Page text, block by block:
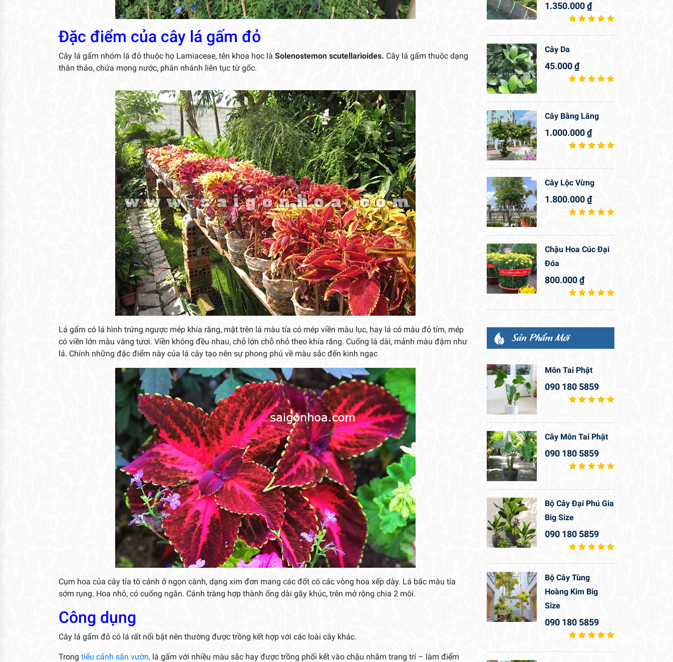
Đặc điểm của cây lá gấm đỏ
Cây lá gấm nhóm lá đỏ thuộc họ Lamiaceae, tên khoa học là Solenostemon scutellarioides. Cây lá gấm thuộc dạng
thân thảo, chứa mọng nước, phân nhánh liên tục từ gốc.
Lá gấm có lá hình trứng ngược mép khía răng, mặt trên lá màu tía có mép viền màu lục, hay lá có màu đỏ tím, mép
có viền lớn màu vàng tươi. Viền không đều nhau, chỗ lớn chỗ nhỏ theo khía răng. Cuống lá dài, mảnh màu đậm như
lá. Chính những đặc điểm này của lá cây tạo nên sự phong phú về màu sắc đến kinh ngạc
Cụm hoa của cây tía tô cảnh ở ngọn cành, dạng xim đơn mang các đốt có các vòng hoa xếp dày. Lá bắc màu tía
sớm rụng. Hoa nhỏ, có cuống ngắn. Cánh tràng hợp thành ống dài gãy khúc, trên mở rộng chia 2 môi.
Công dụng
Cây lá gấm đỏ có lá rất nổi bật nên thường được trồng kết hợp với các loài cây khác.
Trong tiểu cảnh sân vườn, lá gấm với nhiều màu sắc hay được trồng phối kết vào chậu nhằm trang trí – làm điểm
1.350.000₫
Cây Da
45.000₫
Cây Bằng Lăng
1.000.000₫
Cây Lộc Vừng
1.800.000₫
Chậu Hoa Cúc Đại
Đóa
800.000₫
Sản Phẩm Mới
Môn Tai Phật
090 180 5859
Cây Môn Tai Phật
090 180 5859
Bộ Cây Đại Phú Gia
Big Size
090 180 5859
Bộ Cây Tùng
Hoàng Kim Big
Size
090 180 5859